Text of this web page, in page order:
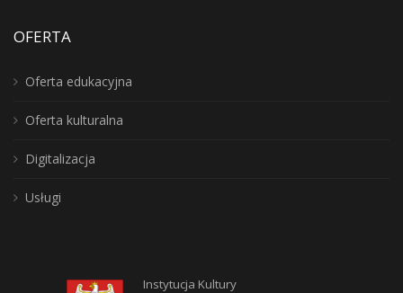
OFERTA
Oferta edukacyjna
Oferta kulturalna
Digitalizacja
Usługi
Instytucja Kultury